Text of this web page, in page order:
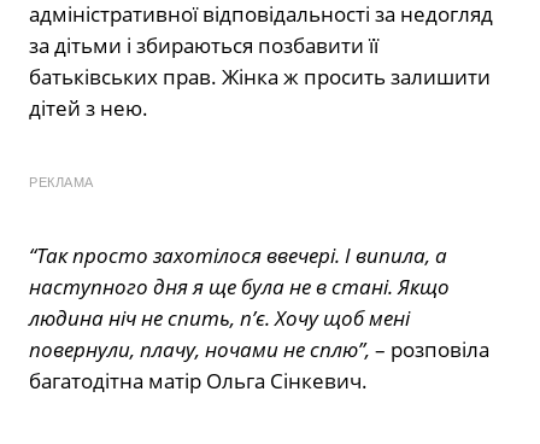
адміністративної відповідальності за недогляд
за дітьми і збираються позбавити її
батьківських прав. Жінка ж просить залишити
дітей з нею.
РЕКЛАМА
“Так просто захотілося ввечері. І випила, а
наступного дня я ще була не в стані. Якщо
людина ніч не спить, п’є. Хочу щоб мені
повернули, плачу, ночами не сплю”, – розповіла
багатодітна матір Ольга Сінкевич.